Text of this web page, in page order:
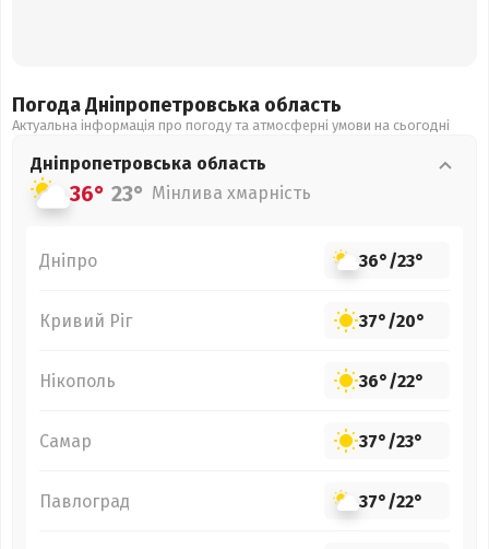
Погода Дніпропетровська область
Актуальна інформація про погоду та атмосферні умови на сьогодні
Дніпропетровська область
36° 23° Мінлива хмарність
Дніпро 36°/23°
Кривий Ріг 37°/20°
Нікополь 36°/22°
Самар 37°/23°
Павлоград 37°/22°